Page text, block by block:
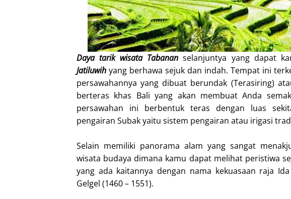
Daya tarik wisata Tabanan selanjuntya yang dapat
Jatiluwih yang berhawa sejuk dan indah. Tempat ini
persawahannya yang dibuat berundak (Terasiring)
berteras khas Bali yang akan membuat Anda
persawahan ini berbentuk teras dengan luas
pengairan Subak yaitu sistem pengairan atau irigasi
Selain memiliki panorama alam yang sangat
wisata budaya dimana kamu dapat melihat peristiwa
yang ada kaitannya dengan nama kekuasaan raja
Gelgel (1460 – 1551).